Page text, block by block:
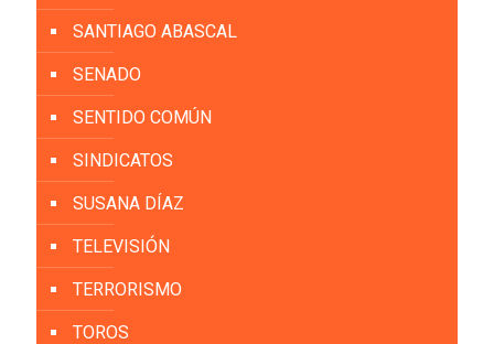
SANTIAGO ABASCAL
SENADO
SENTIDO COMÚN
SINDICATOS
SUSANA DÍAZ
TELEVISIÓN
TERRORISMO
TOROS